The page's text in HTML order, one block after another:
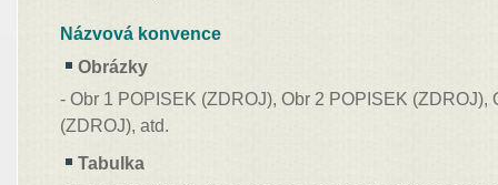
Názvová konvence
Obrázky
- Obr 1 POPISEK (ZDROJ), Obr 2 POPISEK (ZDROJ),
(ZDROJ), atd.
Tabulka